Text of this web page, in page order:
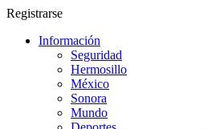
Registrarse
Información
Seguridad
Hermosillo
México
Sonora
Mundo